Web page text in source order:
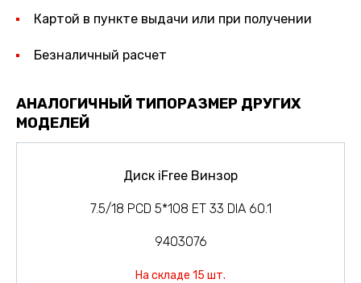
Картой в пункте выдачи или при получении
Безналичный расчет
АНАЛОГИЧНЫЙ ТИПОРАЗМЕР ДРУГИХ
МОДЕЛЕЙ
Диск iFree Винзор
7.5/18 PCD 5*108 ET 33 DIA 60.1
9403076
На складе 15 шт.